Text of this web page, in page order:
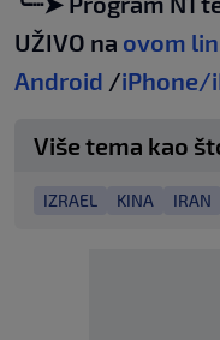
UŽIVO na ovom
Android /iPhone/
Više tema kao
IZRAEL KINA IRAN